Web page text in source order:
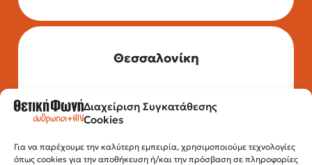
Διαχείριση Συγκατάθεσης
Cookies
Για να παρέχουμε την καλύτερη εμπειρία, χρησιμοποιούμε τεχνολογίες
όπως cookies για την αποθήκευση ή/και την πρόσβαση σε πληροφορίες
Θεσσαλονίκη
Τηλέφωνο: 2315 525 020
Fax: 210 32 15 644
Εγνατίας 112, 3ος όροφος, 54622,
Θεσσαλονίκη